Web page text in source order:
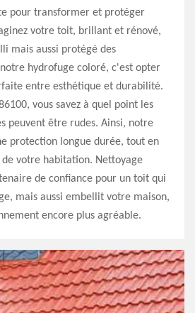
pour transformer et protéger
votre toit, brillant et rénové,
mais aussi protégé des
hydrofuge coloré, c'est opter
entre esthétique et durabilité.
vous savez à quel point les
peuvent être rudes. Ainsi, notre
protection longue durée, tout en
votre habitation. Nettoyage
de confiance pour un toit qui
mais aussi embellit votre maison,
encore plus agréable.